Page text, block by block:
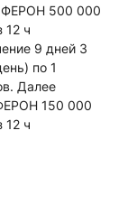
500 000
12 ч
9 дней 3
по 1
Далее
150 000
12 ч